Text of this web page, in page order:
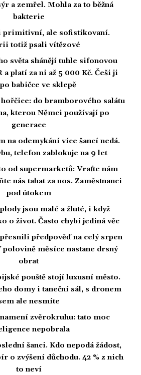
a zemřel. Mohla za to běžná
bakterie
primitivní, ale sofistikovaní.
totiž psali vítězové
světa shánějí tuhle sifonovou
a platí za ni až 5 000 Kč. Češi ji
babičce ve sklepě
do bramborového salátu
kterou Němci používají po
generace
na odemykání více šancí nedá.
telefon zablokuje na 9 let
od supermarketů: Vraťte nám
nás tahat za nos. Zaměstnanci
pod útokem
jsou malé a žluté, i když
o život. Často chybí jediná věc
předpověď na celý srpen
polovině měsíce nastane drsný
obrat
pouště stojí luxusní město.
domy i taneční sál, s dronem
ale nesmíte
zvěrokruhu: tato moc
nepobrala
šanci. Kdo nepodá žádost,
o zvýšení důchodu. 42 % z nich
to neví